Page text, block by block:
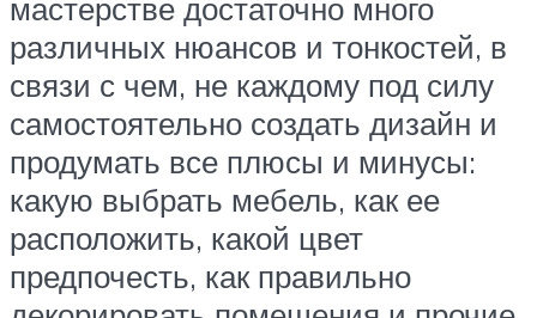
мастерстве достаточно много
различных нюансов и тонкостей, в
связи с чем, не каждому под силу
самостоятельно создать дизайн и
продумать все плюсы и минусы:
какую выбрать мебель, как ее
расположить, какой цвет
предпочесть, как правильно